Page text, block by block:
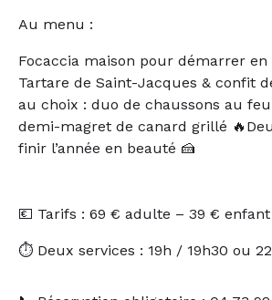
Au menu :
Focaccia maison pour démarrer en
Tartare de Saint-Jacques & confit
au choix : duo de chaussons au
demi-magret de canard grillé
finir l’année en beauté 🍰
💶 Tarifs : 69 € adulte – 39 € enfant
⏱ Deux services : 19h / 19h30 ou